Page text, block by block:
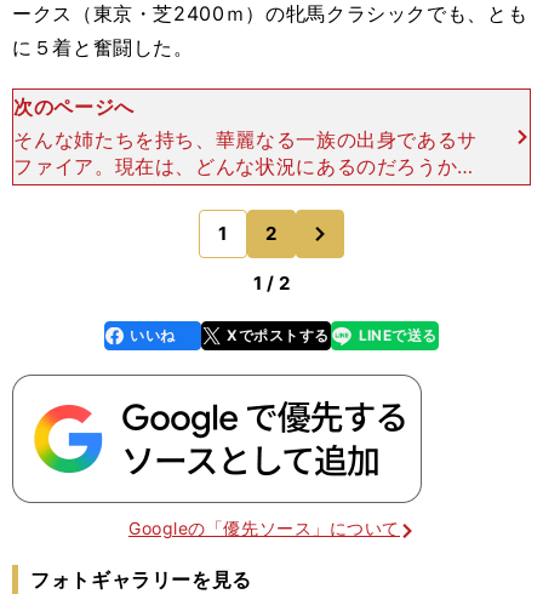
ークス（東京・芝2400ｍ）の牝馬クラシックでも、とも
に５着と奮闘した。
次のページへ
そんな姉たちを持ち、華麗なる一族の出身であるサ
ファイア。現在は、どんな状況にあるのだろうか。
関西競馬専門紙のトラックマンが同馬の近況を伝え
る。「サファイアは先日、ゲート試験を受けて無事
に合格。その後
1 2
1 / 2
faceboo
k
いいね Xでポストする
line LINEで送る
Googleの「優先ソース」について
フォトギャラリーを見る